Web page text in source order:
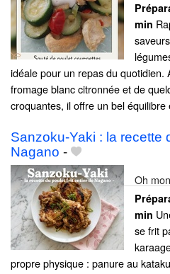
min
idéale pour un repas du quotidien.
fromage blanc citronnée et de
croquantes, il offre un bel équilibre
Sanzoku-Yaki : la recette
Nagano -
Oh
min
se frit
propre physique : panure au